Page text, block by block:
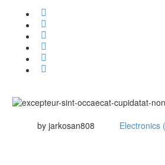
by jarkosan808 Electronics